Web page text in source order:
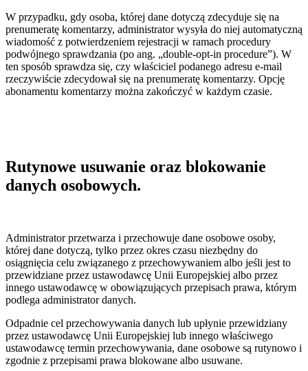
W przypadku, gdy osoba, której dane dotyczą zdecyduje się na
prenumeratę komentarzy, administrator wysyła do niej automatyczną
wiadomość z potwierdzeniem rejestracji w ramach procedury
podwójnego sprawdzania (po ang. „double-opt-in procedure”). W
ten sposób sprawdza się, czy właściciel podanego adresu e-mail
rzeczywiście zdecydował się na prenumeratę komentarzy. Opcję
abonamentu komentarzy można zakończyć w każdym czasie.
Rutynowe usuwanie oraz blokowanie
danych osobowych.
Administrator przetwarza i przechowuje dane osobowe osoby,
której dane dotyczą, tylko przez okres czasu niezbędny do
osiągnięcia celu związanego z przechowywaniem albo jeśli jest to
przewidziane przez ustawodawcę Unii Europejskiej albo przez
innego ustawodawcę w obowiązujących przepisach prawa, którym
podlega administrator danych.
Odpadnie cel przechowywania danych lub upłynie przewidziany
przez ustawodawcę Unii Europejskiej lub innego właściwego
ustawodawcę termin przechowywania, dane osobowe są rutynowo i
zgodnie z przepisami prawa blokowane albo usuwane.